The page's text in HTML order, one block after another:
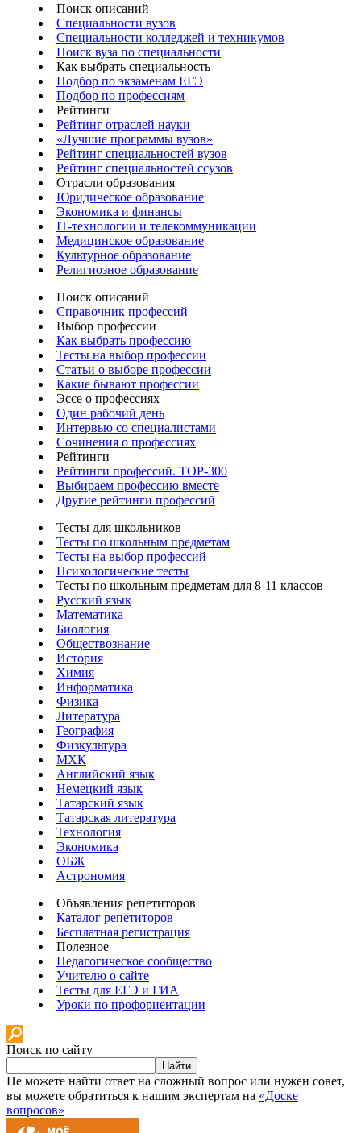
Поиск описаний
Специальности вузов
Специальности колледжей и техникумов
Поиск вуза по специальности
Как выбрать специальность
Подбор по экзаменам ЕГЭ
Подбор по профессиям
Рейтинги
Рейтинг отраслей науки
«Лучшие программы вузов»
Рейтинг специальностей вузов
Рейтинг специальностей ссузов
Отрасли образования
Юридическое образование
Экономика и финансы
IT-технологии и телекоммуникации
Медицинское образование
Культурное образование
Религиозное образование
Поиск описаний
Справочник профессий
Выбор профессии
Как выбрать профессию
Тесты на выбор профессии
Статьи о выборе профессии
Какие бывают профессии
Эссе о профессиях
Один рабочий день
Интервью со специалистами
Сочинения о профессиях
Рейтинги
Рейтинги профессий. TOP-300
Выбираем профессию вместе
Другие рейтинги профессий
Тесты для школьников
Тесты по школьным предметам
Тесты на выбор профессий
Психологические тесты
Тесты по школьным предметам для 8-11 классов
Русский язык
Математика
Биология
Обществознание
История
Химия
Информатика
Физика
Литература
География
Физкультура
МХК
Английский язык
Немецкий язык
Татарский язык
Татарская литература
Технология
Экономика
ОБЖ
Астрономия
Объявления репетиторов
Каталог репетиторов
Бесплатная регистрация
Полезное
Педагогическое сообщество
Учителю о сайте
Тесты для ЕГЭ и ГИА
Уроки по профориентации
Поиск по сайту
Найти
Не можете найти ответ на сложный вопрос или нужен совет,
вы можете обратиться к нашим экспертам на «Доске
вопросов»